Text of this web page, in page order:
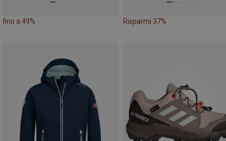
fino a 49% Risparmi 37%